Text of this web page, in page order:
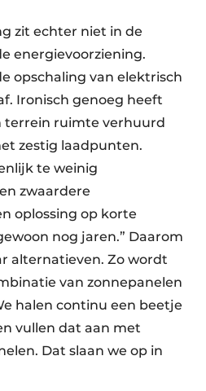
zit echter niet in de
energievoorziening.
opschaling van elektrisch
Ironisch genoeg heeft
terrein ruimte verhuurd
zestig laadpunten.
te weinig
zwaardere
oplossing op korte
nog jaren.” Daarom
alternatieven. Zo wordt
van zonnepanelen
halen continu een beetje
vullen dat aan met
Dat slaan we op in